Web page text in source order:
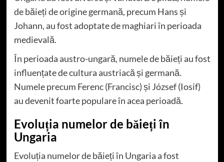
de băieți de origine germană, precum Hans și
Johann, au fost adoptate de maghiari în perioada
medievală.
În perioada austro-ungară, numele de băieți au fost
influențate de cultura austriacă și germană.
Numele precum Ferenc (Francisc) și József (Iosif)
au devenit foarte populare în acea perioadă.
Evoluția numelor de băieți în
Ungaria
Evoluția numelor de băieți în Ungaria a fost